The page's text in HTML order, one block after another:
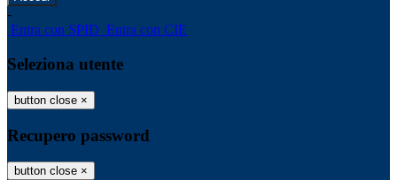
-
Entra con SPID Entra con CIE
Seleziona utente
button close ×
Recupero password
button close ×